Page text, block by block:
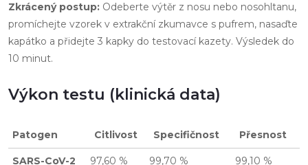
Zkrácený postup: Odeberte výtěr z nosu nebo nosohltanu,
promíchejte vzorek v extrakční zkumavce s pufrem, nasaďte
kapátko a přidejte 3 kapky do testovací kazety. Výsledek do
10 minut.
Výkon testu (klinická data)
Patogen Citlivost Specifičnost Přesnost
SARS-CoV-2 97,60 % 99,70 % 99,10 %